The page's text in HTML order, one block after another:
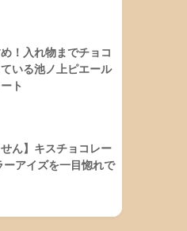
！入れ物までチョコ
いる池ノ上ピエール
ト
せん】キスチョコレー
ーアイズを一目惚れで